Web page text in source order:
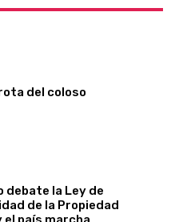
del coloso
debate la Ley de
de la Propiedad